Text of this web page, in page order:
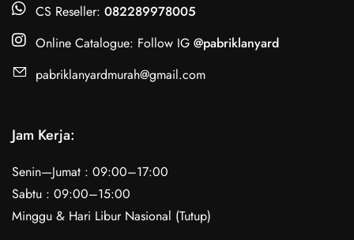
CS Reseller: 082289978005
Online Catalogue: Follow IG @pabriklanyard
pabriklanyardmurah@gmail.com
Jam Kerja:
Senin—Jumat : 09:00–17:00
Sabtu : 09:00–15:00
Minggu & Hari Libur Nasional (Tutup)